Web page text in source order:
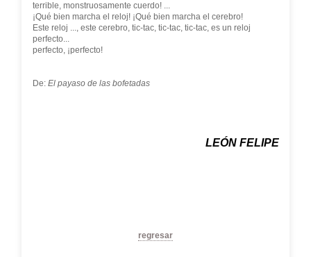
terrible, monstruosamente cuerdo! ...
¡Qué bien marcha el reloj! ¡Qué bien marcha el cerebro!
Este reloj ..., este cerebro, tic-tac, tic-tac, tic-tac, es un reloj
perfecto...
perfecto, ¡perfecto!
De: El payaso de las bofetadas
LEÓN FELIPE
regresar